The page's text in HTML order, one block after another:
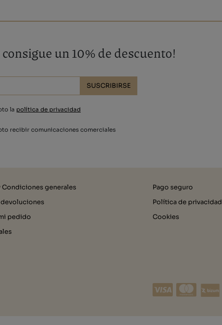
un 10% de descuento!
SUSCRIBIRSE
la política de privacidad
recibir comunicaciones comerciales
Condiciones generales
pedido
Pago seguro
Política de privacidad
Cookies